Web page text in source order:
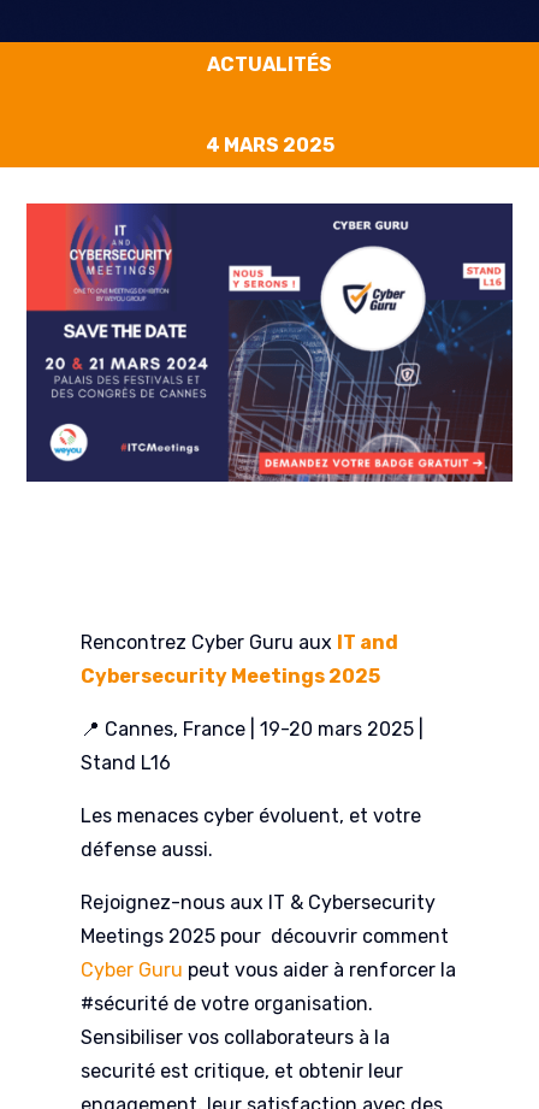
ACTUALITÉS
4 MARS 2025
Rencontrez Cyber Guru aux IT and
Cybersecurity Meetings 2025
📍 Cannes, France | 19-20 mars 2025 |
Stand L16
Les menaces cyber évoluent, et votre
défense aussi.
Rejoignez-nous aux IT & Cybersecurity
Meetings 2025 pour découvrir comment
Cyber Guru peut vous aider à renforcer la
#sécurité de votre organisation.
Sensibiliser vos collaborateurs à la
securité est critique, et obtenir leur
engagement, leur satisfaction avec des